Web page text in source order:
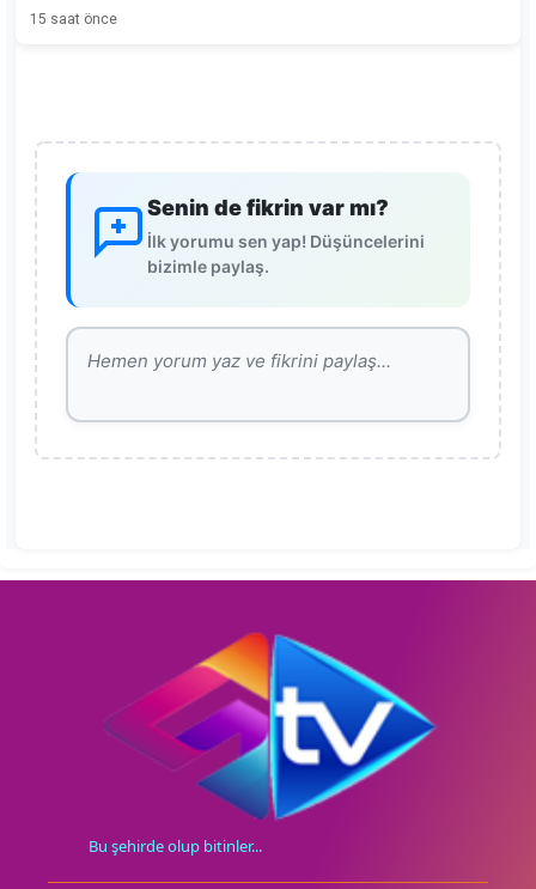
15 saat önce
Senin de fikrin var mı?
İlk yorumu sen yap! Düşüncelerini
bizimle paylaş.
Bu şehirde olup bitinler...